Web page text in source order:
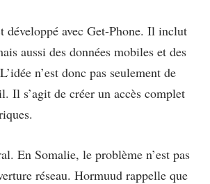
développé avec Get-Phone. Il inclut
aussi des données mobiles et des
n’est donc pas seulement de
Il s’agit de créer un accès complet
En Somalie, le problème n’est pas
réseau. Hormuud rappelle que